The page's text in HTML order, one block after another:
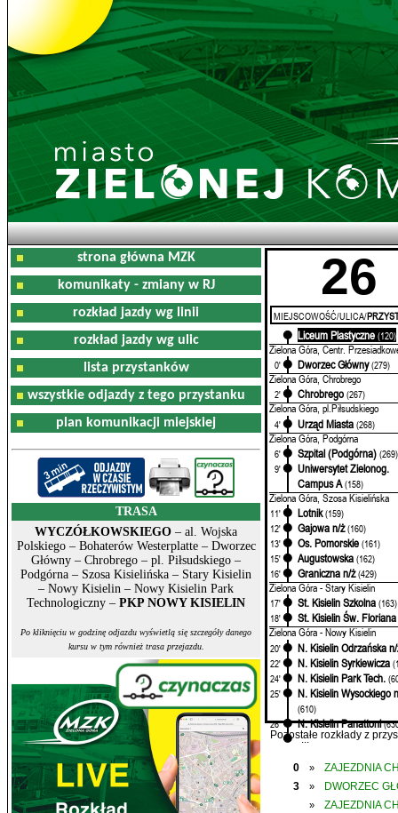
strona główna MZK
komunikaty - zmiany w RJ
rozkład jazdy wg linii
rozkład jazdy wg ulic
lista przystanków
wszystkie odjazdy z tego przystanku
plan komunikacji miejskiej
TRASA
WYCZÓŁKOWSKIEGO – al. Wojska
Polskiego – Bohaterów Westerplatte – Dworzec
Główny – Chrobrego – pl. Piłsudskiego –
Podgórna – Szosa Kisielińska – Stary Kisielin
– Nowy Kisielin – Nowy Kisielin Park
Technologiczny – PKP NOWY KISIELIN
Po kliknięciu w godzinę odjazdu wyświetlą się szczegóły danego
kursu w tym również trasa przejazdu.
26
MIEJSCOWOŚĆ/ULICA/
Liceum Plastyczne (120)
Zielona Góra, Centr.
0' Dworzec Główny (279)
Zielona Góra, Chrobrego
2' Chrobrego (267)
Zielona Góra, pl.Piłsudskiego
4' Urząd Miasta (268)
Zielona Góra, Podgórna
6' Szpital (Podgórna) (269)
9'
Uniwersytet Zielonog.
Campus A (158)
Zielona Góra, Szosa Kisielińska
11' Lotnik (159)
12'
Gajowa n/ż (160)
13'
Os. Pomorskie (161)
15'
Augustowska (162)
16'
Graniczna n/ż (429)
Zielona Góra - Stary Kisielin
17' St. Kisielin Szkolna (163)
18'
St. Kisielin Św. Floriana
Zielona Góra - Nowy Kisielin
20' N. Kisielin Odrzańska
22' N. Kisielin Syrkiewicza
24'
N. Kisielin Park Tech.
25'
N. Kisielin Wysockiego
(610)
26'
N. Kisielin Panattoni
...
Pozostałe rozkłady z
0 »
ZAJEZDNIA
3
» DWORZEC
»
ZAJEZDNIA